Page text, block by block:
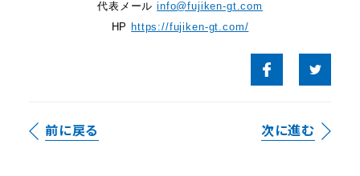
代表メールinfo@fujiken-gt.com
HP https://fujiken-gt.com/
前に戻る 次に進む